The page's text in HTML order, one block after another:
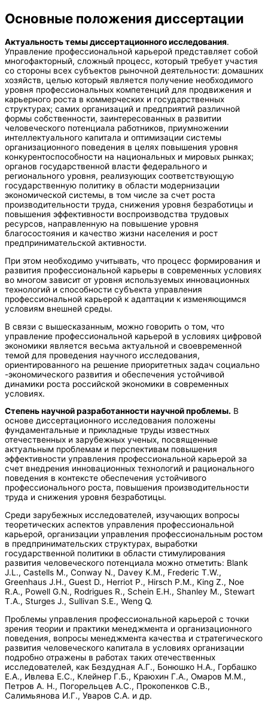
Основные положения диссертации
Актуальность темы диссертационного исследования.
Управление профессиональной карьерой представляет собой
многофакторный, сложный процесс, который требует участия
со стороны всех субъектов рыночной деятельности: домашних
хозяйств, целью который является получение необходимого
уровня профессиональных компетенций для продвижения и
карьерного роста в коммерческих и государственных
структурах; самих организаций и предприятий различной
формы собственности, заинтересованных в развитии
человеческого потенциала работников, приумножении
интеллектуального капитала и оптимизации системы
организационного поведения в целях повышения уровня
конкурентоспособности на национальных и мировых рынках;
органов государственной власти федерального и
регионального уровня, реализующих соответствующую
государственную политику в области модернизации
экономической системы, в том числе за счет роста
производительности труда, снижения уровня безработицы и
повышения эффективности воспроизводства трудовых
ресурсов, направленную на повышение уровня
благосостояния и качество жизни населения и рост
предпринимательской активности.
При этом необходимо учитывать, что процесс формирования и
развития профессиональной карьеры в современных условиях
во многом зависит от уровня используемых инновационных
технологий и способности субъекта управления
профессиональной карьерой к адаптации к изменяющимся
условиям внешней среды.
В связи с вышесказанным, можно говорить о том, что
управление профессиональной карьерой в условиях цифровой
экономики является весьма актуальной и своевременной
темой для проведения научного исследования,
ориентированного на решение приоритетных задач социально
-экономического развития и обеспечения устойчивой
динамики роста российской экономики в современных
условиях.
Степень научной разработанности научной проблемы. В
основе диссертационного исследования положены
фундаментальные и прикладные труды известных
отечественных и зарубежных ученых, посвященные
актуальным проблемам и перспективам повышения
эффективности управления профессиональной карьерой за
счет внедрения инновационных технологий и рационального
поведения в контексте обеспечения устойчивого
профессионального роста, повышения производительности
труда и снижения уровня безработицы.
Среди зарубежных исследователей, изучающих вопросы
теоретических аспектов управления профессиональной
карьерой, организации управления профессиональным ростом
в предпринимательских структурах, выработки
государственной политики в области стимулирования
развития человеческого потенциала можно отметить: Blank
J.L., Castells M., Conway N., Davey K.M., Frederic T.W.,
Greenhaus J.H., Guest D., Herriot P., Hirsch P.M., King Z., Noe
R.A., Powell G.N., Rodrigues R., Schein E.H., Shanley M., Stewart
T.A., Sturges J., Sullivan S.E., Weng Q.
Проблемы управления профессиональной карьерой с точки
зрения теории и практики менеджмента и организационного
поведения, вопросы менеджмента качества и стратегического
развития человеческого капитала в условиях организации
подробно отражены в работах таких отечественных
исследователей, как Бездудная А.Г., Бонюшко Н.А., Горбашко
Е.А., Ивлева Е.С., Клейнер Г.Б., Краюхин Г.А., Омаров М.М.,
Петров А. Н., Погорельцев А.С., Прокопенков С.В.,
Салимьянова И.Г., Уваров С.А. и др.